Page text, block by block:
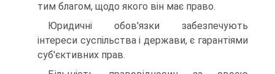
тим благом, щодо якого він має право.
Юридичні обов'язки забезпечують
інтереси суспільства і держави, є гарантіями
суб'єктивних прав.